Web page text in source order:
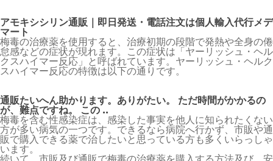
アモキシシリン通販｜即日発送・電話注文は個人輸入代行メデ
マート
梅毒の治療薬を使用すると、治療初期の段階で発熱や全身の倦
怠感などの症状が現れます。この症状は「ヤーリッシュ・ヘル
クスハイマー反応」と呼ばれています。ヤーリッシュ・ヘルク
スハイマー反応の特徴は以下の通りです。
通販たいへん助かります。ありがたい。 ただ時間がかかるの
が、難点ですね。 この ..
梅毒を含む性感染症は、感染した事実を他人に知られたくない
方が多い病気の一つです。できるなら病院へ行かず、市販や通
販で購入できる薬で治したいと思っている方も多くいらっしゃ
います。